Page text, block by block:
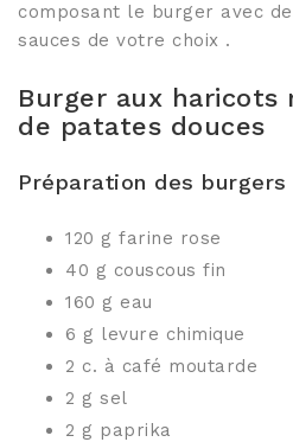
composant le burger avec
sauces de votre choix .
Burger aux haricots
de patates douces
Préparation des burgers
120 g farine rose
40 g couscous fin
160 g eau
6 g levure chimique
2 c. à café moutarde
2 g sel
2 g paprika